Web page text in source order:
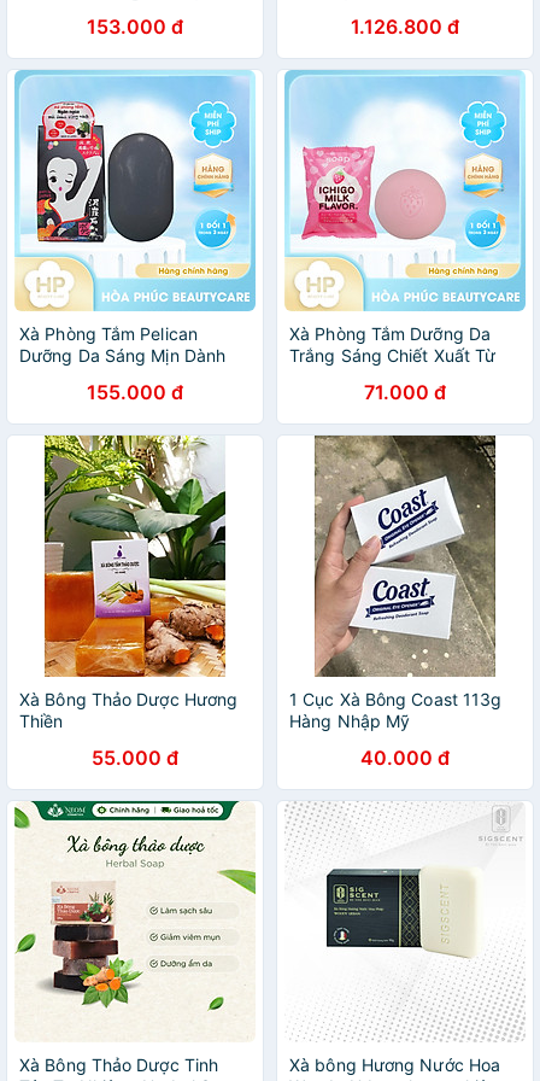
153.000 đ
Ẩm Hevony Horse Oil Soap
1.126.800 đ
Xà Phòng Tắm Pelican
Dưỡng Da Sáng Mịn Dành
Pelican Deitanseki Body
Scrub Soap Bar 100G
155.000 đ
Xà Phòng Tắm Dưỡng Da
Trắng Sáng Chiết Xuất Từ
Berry Soap Strawberrry Milk
(80 G)
71.000 đ
Xà Bông Thảo Dược Hương
Thiền
55.000 đ
1 Cục Xà Bông Coast 113g
Hàng Nhập Mỹ
40.000 đ
Xà Bông Thảo Dược Tinh
Xà bông Hương Nước Hoa